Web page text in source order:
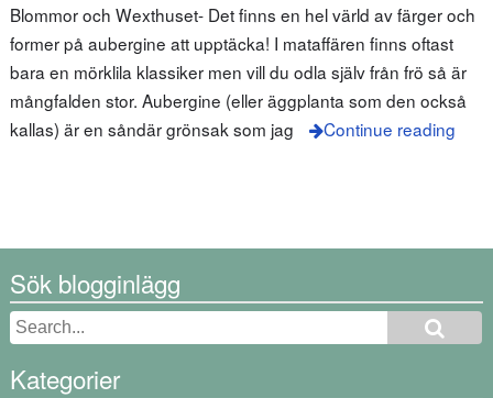
Blommor och Wexthuset- Det finns en hel värld av färger och
former på aubergine att upptäcka! I mataffären finns oftast
bara en mörklila klassiker men vill du odla själv från frö så är
mångfalden stor. Aubergine (eller äggplanta som den också
kallas) är en såndär grönsak som jag
Continue reading
Sök blogginlägg
Kategorier